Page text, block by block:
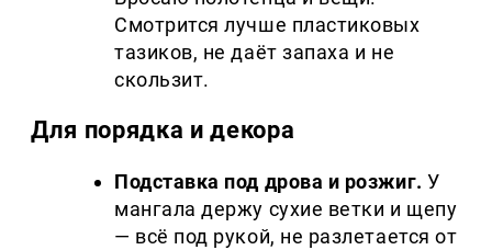
Смотрится лучше пластиковых
тазиков, не даёт запаха и не
скользит.
Для порядка и декора
Подставка под дрова и розжиг. У
мангала держу сухие ветки и щепу
— всё под рукой, не разлетается от